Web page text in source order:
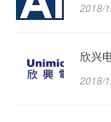
2018/
欣兴
2018/